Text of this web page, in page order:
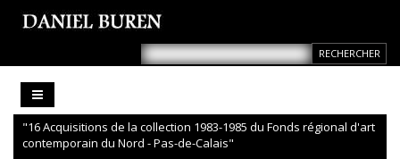
"16 Acquisitions de la collection 1983-1985 du Fonds régional d'art
contemporain du Nord - Pas-de-Calais"